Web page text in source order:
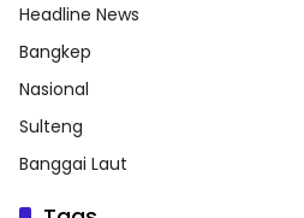
Headline News
Bangkep
Nasional
Sulteng
Banggai Laut